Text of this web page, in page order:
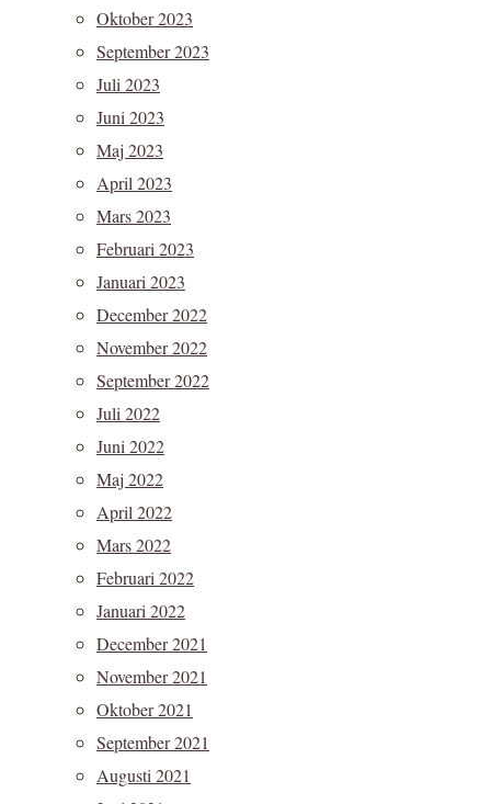
Oktober 2023
September 2023
Juli 2023
Juni 2023
Maj 2023
April 2023
Mars 2023
Februari 2023
Januari 2023
December 2022
November 2022
September 2022
Juli 2022
Juni 2022
Maj 2022
April 2022
Mars 2022
Februari 2022
Januari 2022
December 2021
November 2021
Oktober 2021
September 2021
Augusti 2021